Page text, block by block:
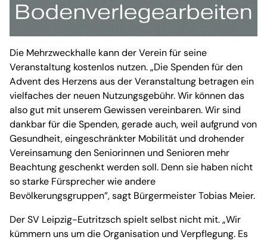
Die Mehrzweckhalle kann der Verein für seine
Veranstaltung kostenlos nutzen. „Die Spenden für den
Advent des Herzens aus der Veranstaltung betragen ein
vielfaches der neuen Nutzungsgebühr. Wir können das
also gut mit unserem Gewissen vereinbaren. Wir sind
dankbar für die Spenden, gerade auch, weil aufgrund von
Gesundheit, eingeschränkter Mobilität und drohender
Vereinsamung den Seniorinnen und Senioren mehr
Beachtung geschenkt werden soll. Denn sie haben nicht
so starke Fürsprecher wie andere
Bevölkerungsgruppen”, sagt Bürgermeister Tobias Meier.
Der SV Leipzig-Eutritzsch spielt selbst nicht mit. „Wir
kümmern uns um die Organisation und Verpflegung. Es